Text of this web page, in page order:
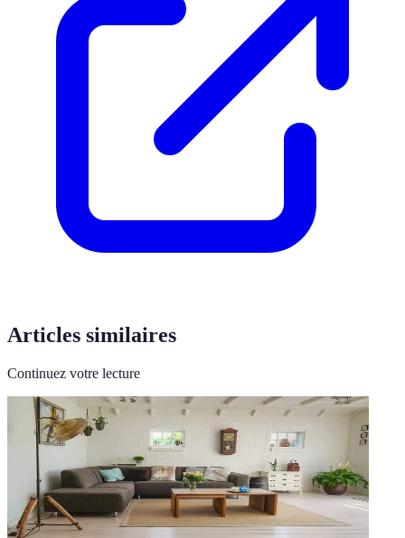
Articles similaires
Continuez votre lecture